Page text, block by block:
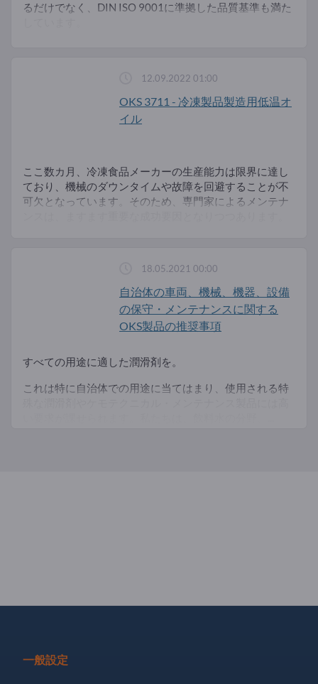
るだけでなく、DIN ISO 9001に準拠した品質基準も満た
12.09.2022 01:00
OKS 3711 - 冷凍製品製造用低温オ
イル
ここ数カ月、冷凍食品メーカーの生産能力は限界に達し
ており、機械のダウンタイムや故障を回避することが不
可欠となっています。そのため、専門家によるメンテナ
18.05.2021 00:00
自治体の車両、機械、機器、設備
の保守・メンテナンスに関する
OKS製品の推奨事項
すべての用途に適した潤滑剤を。
これは特に自治体での用途に当てはまり、使用される特
一般設定